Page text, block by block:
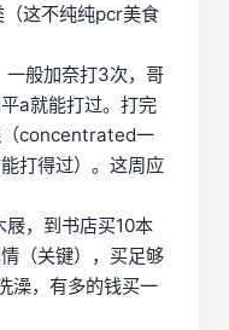
（这不纯纯pcr美食
一般加奈打3次，哥
a就能打过。打完
（concentrated一
打得过）。这周应
屐，到书店买10本
（关键），买足够
澡，有多的钱买一